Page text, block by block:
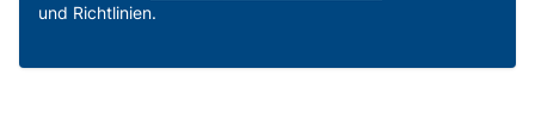
und Richtlinien.